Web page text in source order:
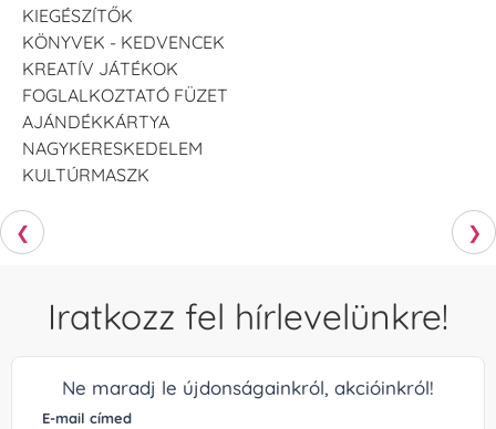
KIEGÉSZÍTŐK
KÖNYVEK - KEDVENCEK
KREATÍV JÁTÉKOK
FOGLALKOZTATÓ FÜZET
AJÁNDÉKKÁRTYA
NAGYKERESKEDELEM
KULTÚRMASZK
❮ ❯
Iratkozz fel hírlevelünkre!
Ne maradj le újdonságainkról, akcióinkról!
E-mail címed